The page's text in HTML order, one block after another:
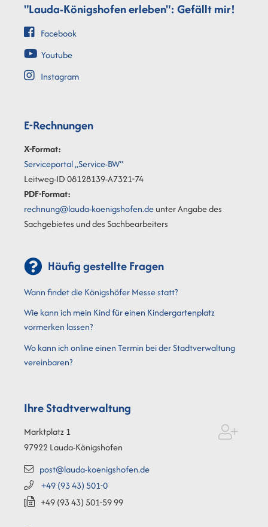
"Lauda-Königshofen erleben": Gefällt mir!
Facebook
Youtube
Instagram
E-Rechnungen
X-Format:
Serviceportal „Service-BW“
Leitweg-ID 08128139-A7321-74
PDF-Format:
rechnung@lauda-koenigshofen.deunter Angabe des
Sachgebietes und des Sachbearbeiters
Häufig gestellte Fragen
Wann findet die Königshöfer Messe statt?
Wie kann ich mein Kind für einen Kindergartenplatz
vormerken lassen?
Wo kann ich online einen Termin bei der Stadtverwaltung
vereinbaren?
Ihre Stadtverwaltung
Marktplatz 1
97922Lauda-Königshofen
post@lauda-koenigshofen.de
+49 (9343) 501-0
+49 (9343) 501-5999